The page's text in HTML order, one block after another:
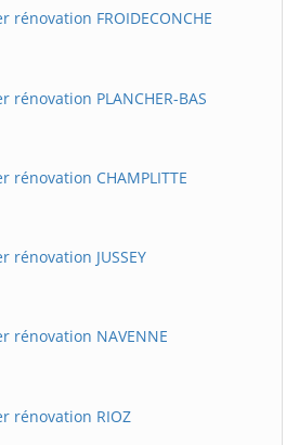
rénovation FROIDECONCHE
rénovation PLANCHER-BAS
rénovation CHAMPLITTE
rénovation JUSSEY
rénovation NAVENNE
rénovation RIOZ